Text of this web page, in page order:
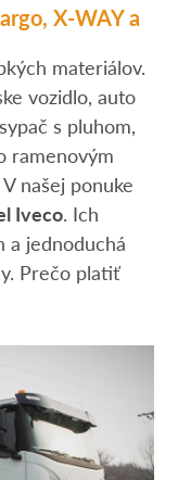
X-WAY a
materiálov.
vozidlo, auto
s pluhom,
ramenovým
našej ponuke
Iveco. Ich
a jednoduchá
Prečo platiť